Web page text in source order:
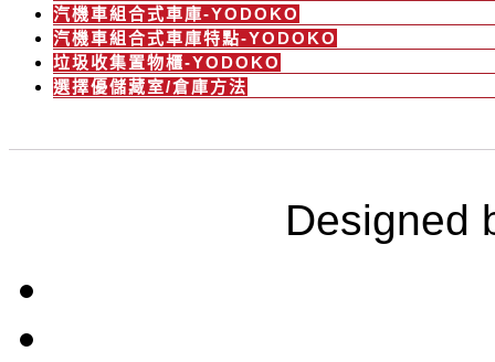
汽機車組合式車庫-YODOKO
汽機車組合式車庫特點-YODOKO
垃圾收集置物櫃-YODOKO
選擇優儲藏室/倉庫方法
Designed